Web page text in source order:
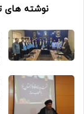
نوشته های